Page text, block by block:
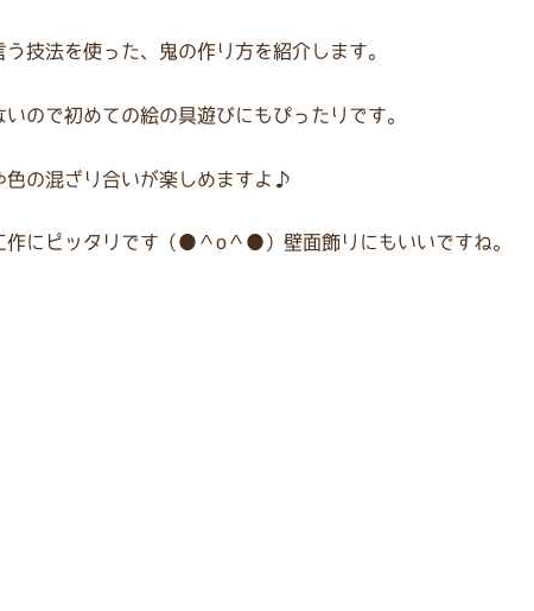
技法を使った、鬼の作り方を紹介します。
ので初めての絵の具遊びにもぴったりです。
色の混ざり合いが楽しめますよ♪
作にピッタリです（●＾o＾●）壁面飾りにもいいですね。